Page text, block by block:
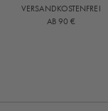
VERSANDKOSTENFREI
AB 90 €